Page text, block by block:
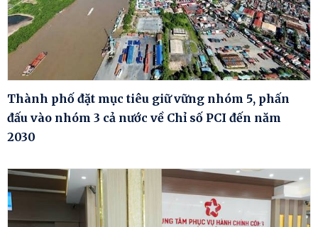
Thành phố đặt mục tiêu giữ vững nhóm 5, phấn
đấu vào nhóm 3 cả nước về Chỉ số PCI đến năm
2030